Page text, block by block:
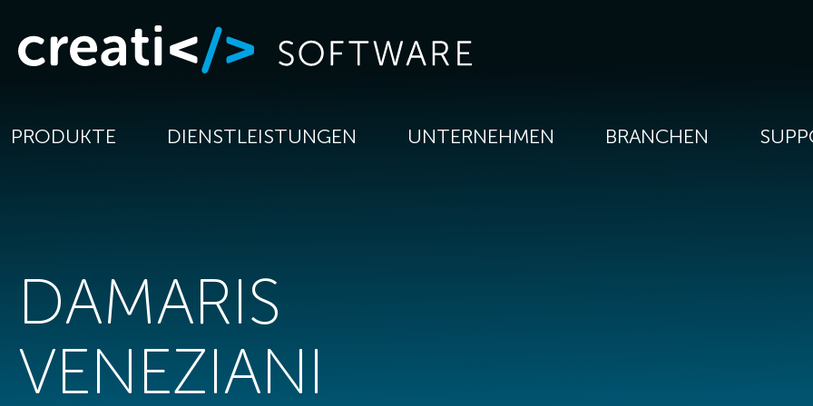
PRODUKTE DIENSTLEISTUNGEN UNTERNEHMEN BRANCHEN
DAMARIS
VENEZIANI